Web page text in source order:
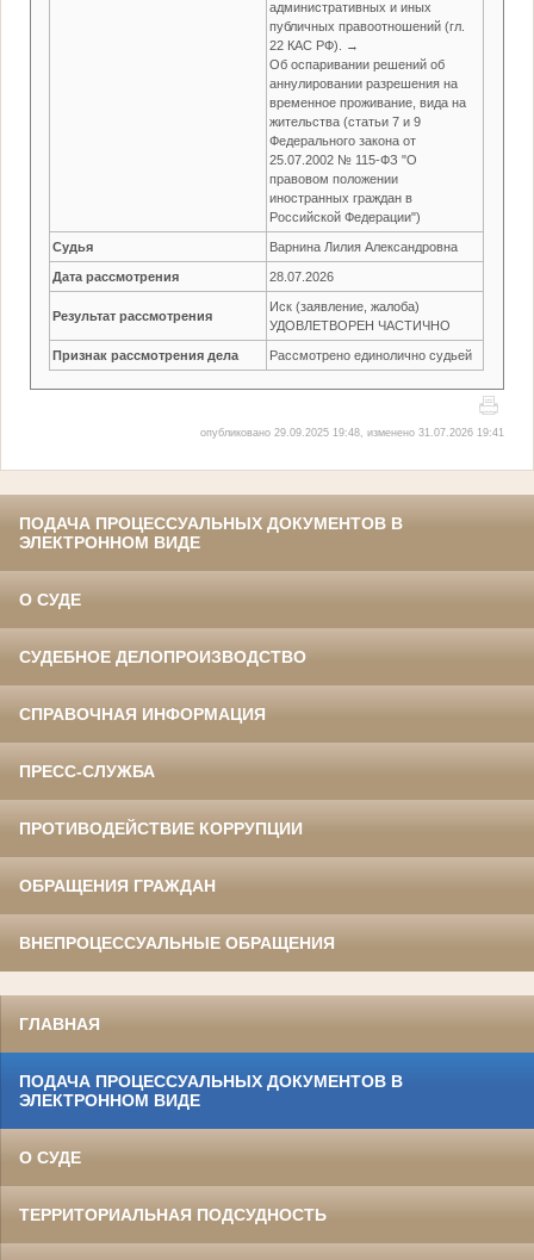
административных и иных
публичных правоотношений (гл.
22 КАС РФ). →
Об оспаривании решений об
аннулировании разрешения на
временное проживание, вида на
жительства (статьи 7 и 9
Федерального закона от
25.07.2002 № 115-ФЗ "О
правовом положении
иностранных граждан в
Российской Федерации")
Судья Варнина Лилия Александровна
Дата рассмотрения 28.07.2026
Результат рассмотрения
Иск (заявление, жалоба)
УДОВЛЕТВОРЕН ЧАСТИЧНО
Признак рассмотрения дела Рассмотрено единолично судьей
опубликовано 29.09.2025 19:48, изменено 31.07.2026 19:41
ПОДАЧА ПРОЦЕССУАЛЬНЫХ ДОКУМЕНТОВ В
ЭЛЕКТРОННОМ ВИДЕ
О СУДЕ
СУДЕБНОЕ ДЕЛОПРОИЗВОДСТВО
СПРАВОЧНАЯ ИНФОРМАЦИЯ
ПРЕСС-СЛУЖБА
ПРОТИВОДЕЙСТВИЕ КОРРУПЦИИ
ОБРАЩЕНИЯ ГРАЖДАН
ВНЕПРОЦЕССУАЛЬНЫЕ ОБРАЩЕНИЯ
ГЛАВНАЯ
ПОДАЧА ПРОЦЕССУАЛЬНЫХ ДОКУМЕНТОВ В
ЭЛЕКТРОННОМ ВИДЕ
О СУДЕ
ТЕРРИТОРИАЛЬНАЯ ПОДСУДНОСТЬ